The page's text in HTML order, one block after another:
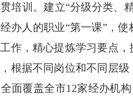
培训。建立“分级分类、
办人的职业“第一课”，
作，精心提炼学习要点
根据不同岗位和不同层
面覆盖全市12家经办机构